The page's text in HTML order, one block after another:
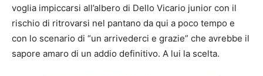
voglia impiccarsi all’albero di Dello Vicario junior con il
rischio di ritrovarsi nel pantano da qui a poco tempo e
con lo scenario di “un arrivederci e grazie” che avrebbe il
sapore amaro di un addio definitivo. A lui la scelta.